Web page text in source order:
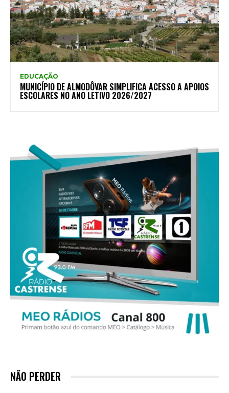
EDUCAÇÃO
MUNICÍPIO DE ALMODÔVAR SIMPLIFICA ACESSO A APOIOS
ESCOLARES NO ANO LETIVO 2026/2027
NÃO PERDER